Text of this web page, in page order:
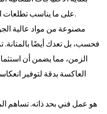
على ما يناسب تطلعات التصميم الداخلي لديك بشكل أفضل.
مصنوعة من مواد عالية
فحسب، بل تعدك أيضًا بالمتانة.
الزمن، مما يضمن أن
العاكسة بدقة لتوفير